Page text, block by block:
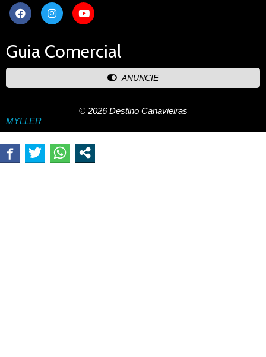
Guia Comercial
ANUNCIE
© 2026 Destino Canavieiras
MYLLER